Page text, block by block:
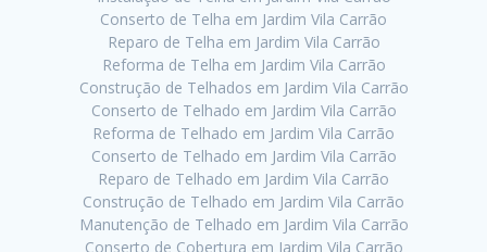
Conserto de Telha em Jardim Vila Carrão
Reparo de Telha em Jardim Vila Carrão
Reforma de Telha em Jardim Vila Carrão
Construção de Telhados em Jardim Vila Carrão
Conserto de Telhado em Jardim Vila Carrão
Reforma de Telhado em Jardim Vila Carrão
Conserto de Telhado em Jardim Vila Carrão
Reparo de Telhado em Jardim Vila Carrão
Construção de Telhado em Jardim Vila Carrão
Manutenção de Telhado em Jardim Vila Carrão
Conserto de Cobertura em Jardim Vila Carrão